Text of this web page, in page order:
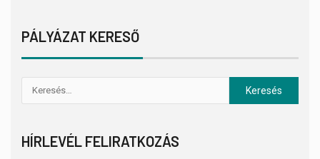
PÁLYÁZAT KERESŐ
HÍRLEVÉL FELIRATKOZÁS